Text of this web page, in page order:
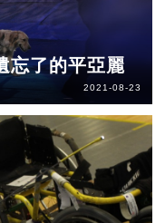
忘了的平亞麗
2021-08-23